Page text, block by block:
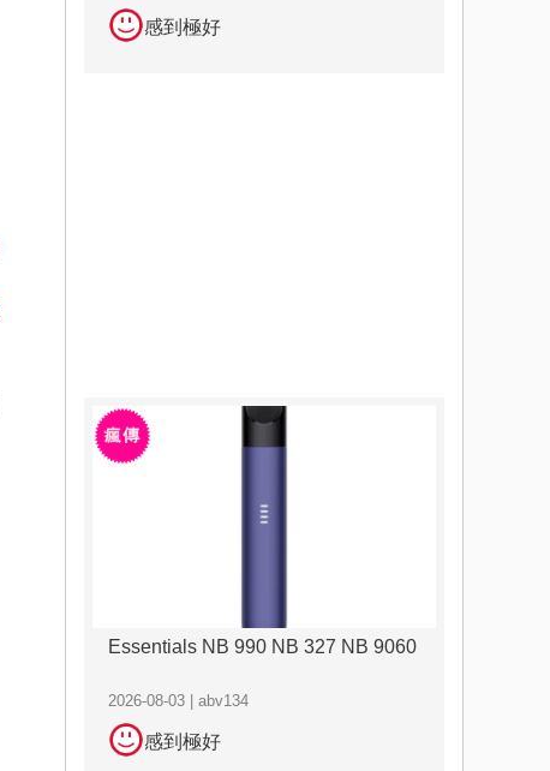
感到極好
Essentials NB 990 NB 327 NB 9060
2026-08-03 | abv134
感到極好